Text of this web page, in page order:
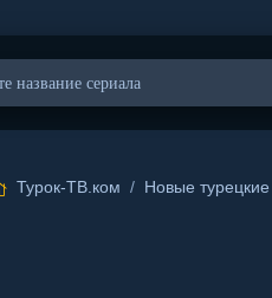
Турок-ТВ.ком / Новые